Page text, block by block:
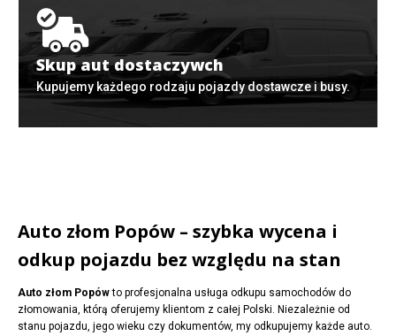
Skup aut dostaczywch
Kupujemy każdego rodzaju pojazdy dostawcze i busy.
Auto złom Popów – szybka wycena i
odkup pojazdu bez względu na stan
Auto złom Popówto profesjonalna usługa odkupu samochodów do
złomowania, którą oferujemy klientom z całej Polski. Niezależnie od
stanu pojazdu, jego wieku czy dokumentów, my odkupujemy każde auto.